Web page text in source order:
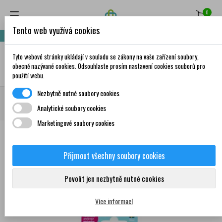
0
Nakupte za 999,- Kč a získáte dopravu zdarma!
✦AI
Domů Krása a péče Ústní hygiena Mezizubní kartáčky
mezizubní kartáček vel. 4 žlutý 6 ks
Tento web využívá cookies
Tyto webové stránky ukládají v souladu se zákony na vaše zařízení soubory,
obecně nazývané cookies. Odsouhlaste prosím nastavení cookies souborů pro
použití webu.
Nezbytně nutné soubory cookies
Analytické soubory cookies
Marketingové soubory cookies
Přijmout všechny soubory cookies
Povolit jen nezbytně nutné cookies
Více informací